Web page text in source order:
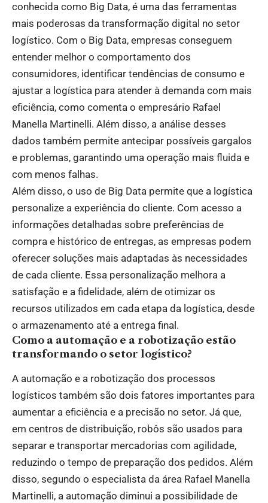
conhecida como Big Data, é uma das ferramentas
mais poderosas da transformação digital no setor
logístico. Com o Big Data, empresas conseguem
entender melhor o comportamento dos
consumidores, identificar tendências de consumo e
ajustar a logística para atender à demanda com mais
eficiência, como comenta o empresário Rafael
Manella Martinelli. Além disso, a análise desses
dados também permite antecipar possíveis gargalos
e problemas, garantindo uma operação mais fluida e
com menos falhas.
Além disso, o uso de Big Data permite que a logística
personalize a experiência do cliente. Com acesso a
informações detalhadas sobre preferências de
compra e histórico de entregas, as empresas podem
oferecer soluções mais adaptadas às necessidades
de cada cliente. Essa personalização melhora a
satisfação e a fidelidade, além de otimizar os
recursos utilizados em cada etapa da logística, desde
o armazenamento até a entrega final.
Como a automação e a robotização estão
transformando o setor logístico?
A automação e a robotização dos processos
logísticos também são dois fatores importantes para
aumentar a eficiência e a precisão no setor. Já que,
em centros de distribuição, robôs são usados para
separar e transportar mercadorias com agilidade,
reduzindo o tempo de preparação dos pedidos. Além
disso, segundo o especialista da área Rafael Manella
Martinelli, a automação diminui a possibilidade de